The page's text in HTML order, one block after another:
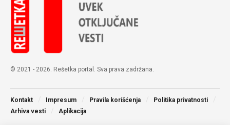
© 2021 - 2026. Rešetka portal. Sva prava zadržana.
Kontakt Impresum Pravila korišćenja
Politika privatnosti
Arhiva vesti
Aplikacija